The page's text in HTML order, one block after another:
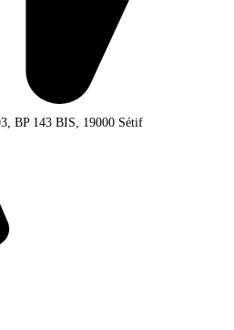
BP 143 BIS, 19000 Sétif